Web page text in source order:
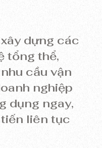
dựng các
tổng thể,
cầu vận
nghiệp
dụng ngay,
liên tục